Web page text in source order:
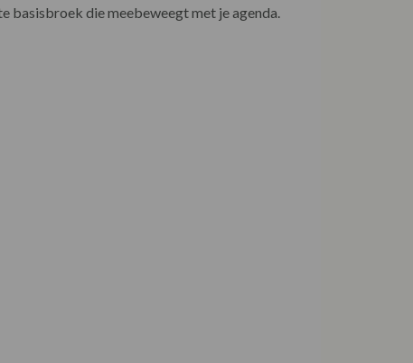
basisbroek die meebeweegt met je agenda.